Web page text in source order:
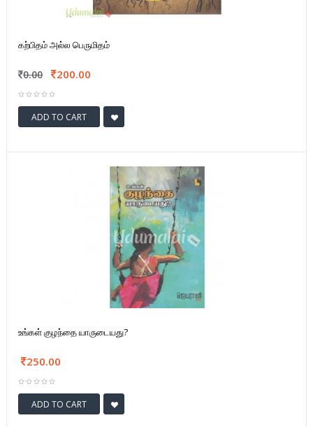
கற்பிதம் அல்ல பெருமிதம்
0.00 200.00
ADD TO CART
உங்கள் குழந்தை யாருடையது?
250.00
ADD TO CART